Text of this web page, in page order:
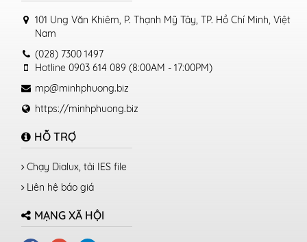
101 Ung Văn Khiêm, P. Thạnh Mỹ Tây, TP. Hồ Chí Minh, Việt
Nam
(028) 7300 1497
Hotline 0903 614 089 (8:00AM - 17:00PM)
mp@minhphuong.biz
https://minhphuong.biz
HỖ TRỢ
Chạy Dialux, tải IES file
Liên hệ báo giá
MẠNG XÃ HỘI